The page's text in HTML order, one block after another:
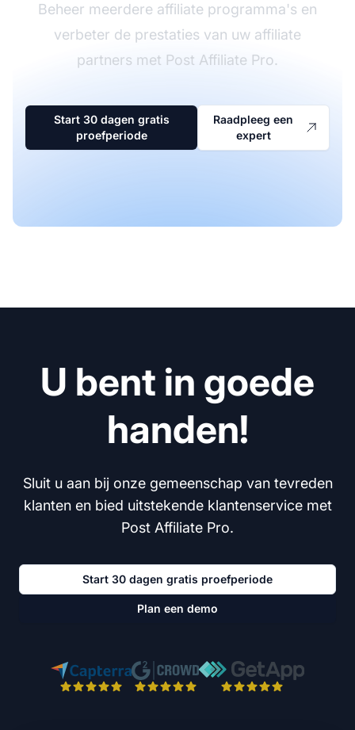
Beheer meerdere affiliate programma's en
verbeter de prestaties van uw affiliate
partners met Post Affiliate Pro.
Start 30 dagen gratis
proefperiode
Raadpleeg een
expert
U bent in goede
handen!
Sluit u aan bij onze gemeenschap van tevreden
klanten en bied uitstekende klantenservice met
Post Affiliate Pro.
Start 30 dagen gratis proefperiode
Plan een demo